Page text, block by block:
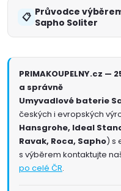
Průvodce
Sapho Soliter
PRIMAKOUPELNY.cz
a správně
Umyvadlové baterie
českých i evropských
Hansgrohe, Ideal
Ravak, Roca, Sapho) s
s výběrem kontaktujte
po celé ČR.